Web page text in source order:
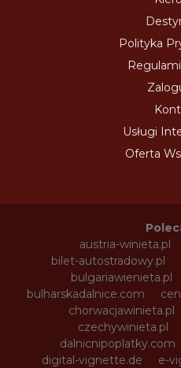
Polityka
Usługi
Oferta
austria-winieta.pl
bilet-autostradowy.pl
bulgariawienieta.pl
bulharskadalnice.com
chorwacjawinieta.pl
czechywinieta.pl
dalnicnipoplatky.com
digital-vignette.de
e-